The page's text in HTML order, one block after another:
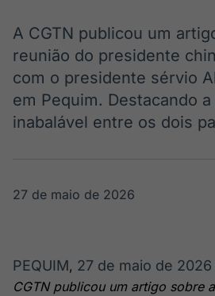
White
Soluções de Dados
e Conteúdos
A CGTN publicou um
reunião do presidente
com o presidente sérvio
em Pequim. Destacando
inabalável entre os dois
27 de maio de 2026
PEQUIM, 27 de maio de 2026
CGTN publicou um artigo sobre